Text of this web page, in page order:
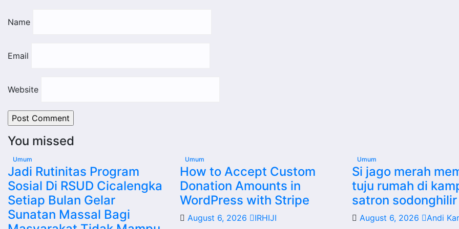
Name
Email
Website
You missed
Umum
Jadi Rutinitas Program
Sosial Di RSUD Cicalengka
Setiap Bulan Gelar
Sunatan Massal Bagi
Umum
How to Accept Custom
Donation Amounts in
WordPress with Stripe
August 6, 2026 IRHIJI
Umum
Si jago merah
tuju rumah di
satron sodonghilir
August 6, 2026 Andi